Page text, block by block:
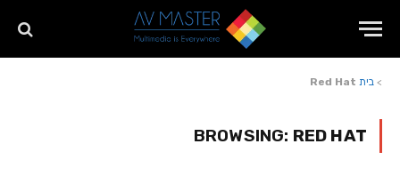
> בית Red Hat
BROWSING: RED HAT